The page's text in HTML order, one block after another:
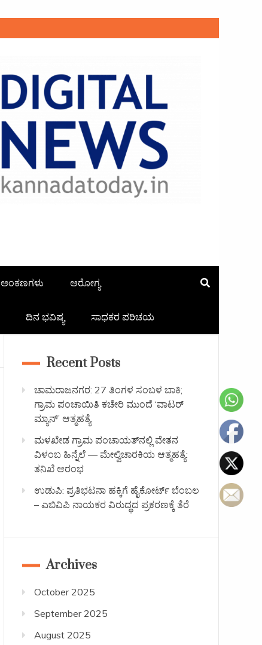
ಅಂಕಣಗಳು ಆರೋಗ್ಯ
ದಿನ ಭವಿಷ್ಯ ಸಾಧಕರ ಪರಿಚಯ
Recent Posts
ಚಾಮರಾಜನಗರ: 27 ತಿಂಗಳ ಸಂಬಳ ಬಾಕಿ;
ಗ್ರಾಮ ಪಂಚಾಯಿತಿ ಕಚೇರಿ ಮುಂದೆ ‘ವಾಟರ್
ಮ್ಯಾನ್’ ಆತ್ಮಹತ್ಯೆ
ಮಳಖೇಡ ಗ್ರಾಮ ಪಂಚಾಯತ್‌ನಲ್ಲಿ ವೇತನ
ವಿಳಂಬ ಹಿನ್ನೆಲೆ — ಮೇಲ್ವಿಚಾರಕಿಯ ಆತ್ಮಹತ್ಯೆ:
ತನಿಖೆ ಆರಂಭ
ಉಡುಪಿ: ಪ್ರತಿಭಟನಾ ಹಕ್ಕಿಗೆ ಹೈಕೋರ್ಟ್ ಬೆಂಬಲ
– ಎಬಿವಿಪಿ ನಾಯಕರ ವಿರುದ್ಧದ ಪ್ರಕರಣಕ್ಕೆ ತೆರೆ
Archives
October 2025
September 2025
August 2025